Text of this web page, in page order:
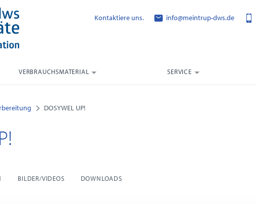
Kontaktiere uns. info@meintrup-dws.de
VERBRAUCHSMATERIAL SERVICE
DOSYWEL UP!
BILDER/VIDEOS DOWNLOADS